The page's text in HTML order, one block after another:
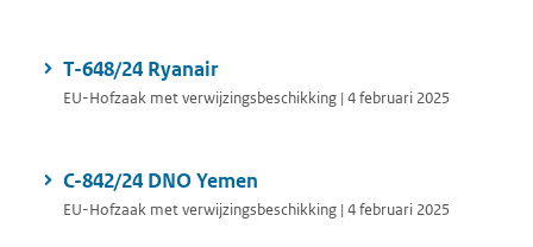
T-648/24 Ryanair
EU-Hofzaak met verwijzingsbeschikking | 4 februari 2025
C-842/24 DNO Yemen
EU-Hofzaak met verwijzingsbeschikking | 4 februari 2025